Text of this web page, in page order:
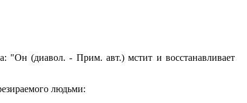
"Он (диавол. - Прим. авт.) мстит и восстанавливает
людьми: